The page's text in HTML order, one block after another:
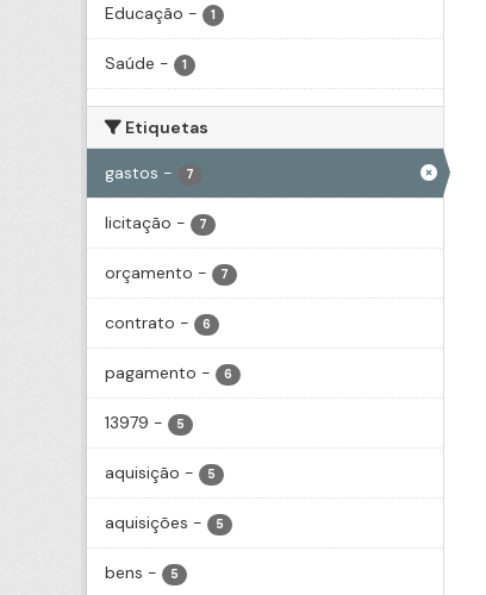
Educação - 1
Saúde - 1
Etiquetas
gastos - 7
licitação - 7
orçamento - 7
contrato - 6
pagamento - 6
13979 - 5
aquisição - 5
aquisições - 5
bens - 5